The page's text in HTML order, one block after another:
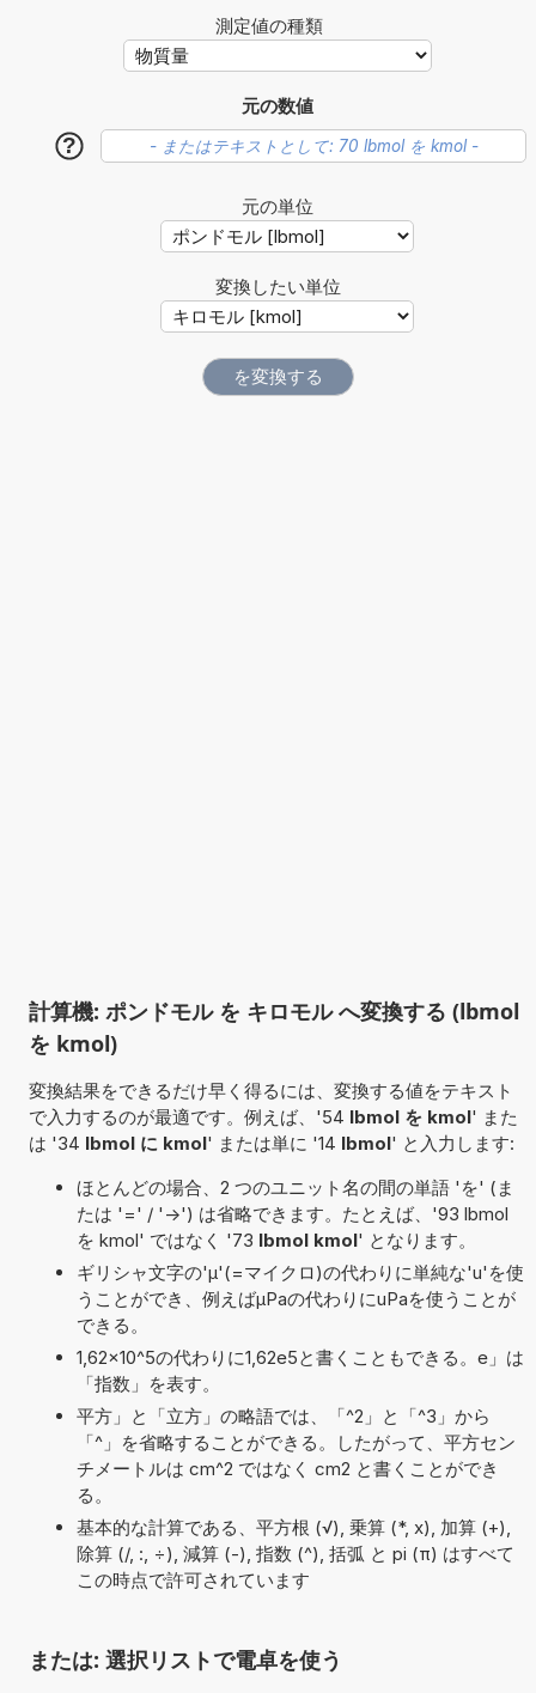
測定値の種類
元の数値
?
元の単位
変換したい単位
計算機: ポンドモル を キロモル へ変換する (lbmol
を kmol)
変換結果をできるだけ早く得るには、変換する値をテキスト
で入力するのが最適です。例えば、'54 lbmol を kmol' また
は '34 lbmol に kmol' または単に '14 lbmol' と入力します:
ほとんどの場合、2 つのユニット名の間の単語 'を' (ま
たは '=' / '->') は省略できます。たとえば、'93 lbmol
を kmol' ではなく '73 lbmol kmol' となります。
ギリシャ文字の'μ'(=マイクロ)の代わりに単純な'u'を使
うことができ、例えばµPaの代わりにuPaを使うことが
できる。
1,62×10^5の代わりに1,62e5と書くこともできる。e」は
「指数」を表す。
平方」と「立方」の略語では、「^2」と「^3」から
「^」を省略することができる。したがって、平方セン
チメートルは cm^2 ではなく cm2 と書くことができ
る。
基本的な計算である、平方根 (√), 乗算 (*, x), 加算 (+),
除算 (/, :, ÷), 減算 (-), 指数 (^), 括弧 と pi (π) はすべて
この時点で許可されています
または: 選択リストで電卓を使う